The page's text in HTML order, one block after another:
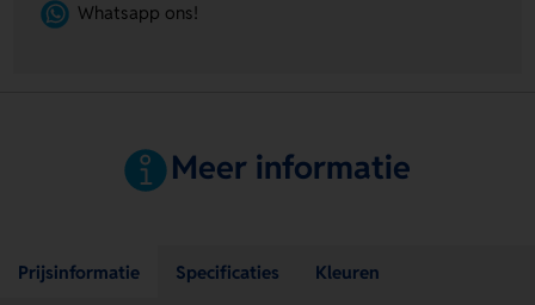
Whatsapp ons!
Meer informatie
Prijsinformatie Specificaties Kleuren